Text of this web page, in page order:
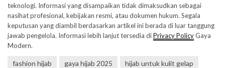
teknologi. Informasi yang disampaikan tidak dimaksudkan sebagai
nasihat profesional, kebijakan resmi, atau dokumen hukum. Segala
keputusan yang diambil berdasarkan artikel ini berada di luar tanggung
jawab pengelola. Informasi lebih lanjut tersedia diPrivacy PolicyGaya
Modern.
fashion hijab gaya hijab 2025
hijab untuk kulit gelap